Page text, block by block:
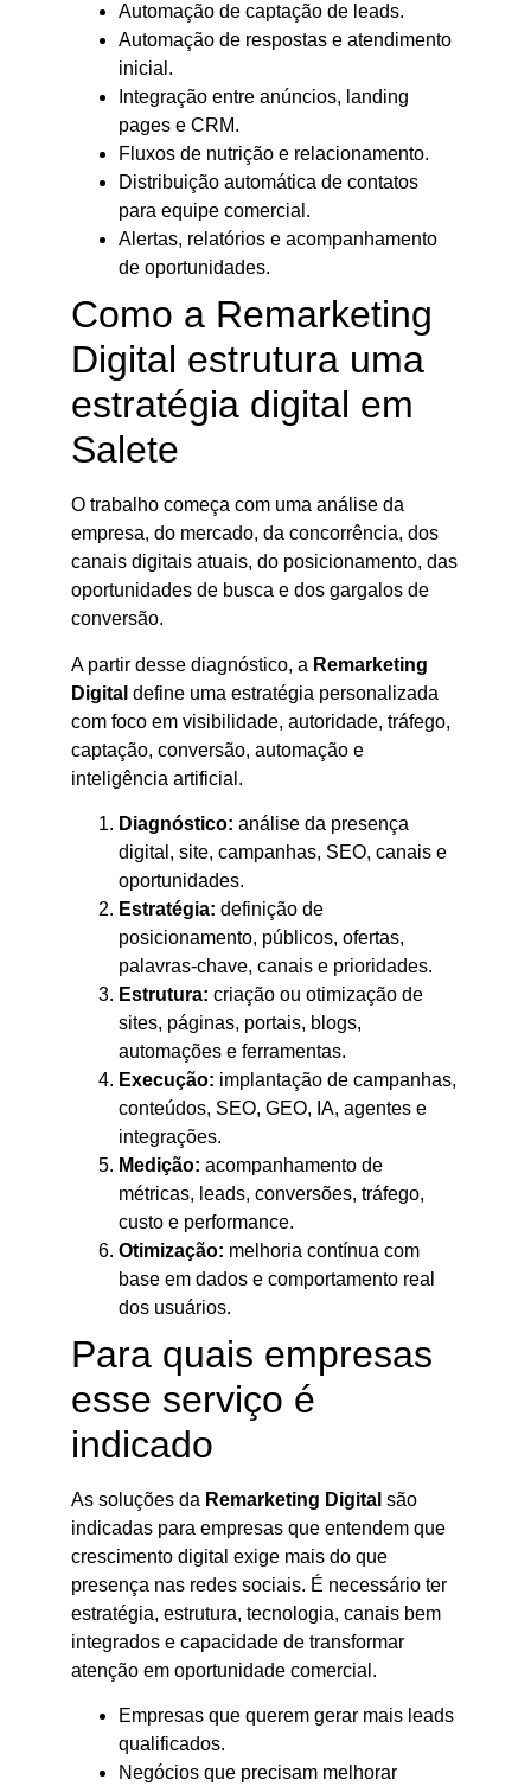
Automação de captação de leads.
Automação de respostas e atendimento
inicial.
Integração entre anúncios, landing
pages e CRM.
Fluxos de nutrição e relacionamento.
Distribuição automática de contatos
para equipe comercial.
Alertas, relatórios e acompanhamento
de oportunidades.
Como a Remarketing
Digital estrutura uma
estratégia digital em
Salete
O trabalho começa com uma análise da
empresa, do mercado, da concorrência, dos
canais digitais atuais, do posicionamento, das
oportunidades de busca e dos gargalos de
conversão.
A partir desse diagnóstico, a Remarketing
Digital define uma estratégia personalizada
com foco em visibilidade, autoridade, tráfego,
captação, conversão, automação e
inteligência artificial.
Diagnóstico: análise da presença
digital, site, campanhas, SEO, canais e
oportunidades.
Estratégia: definição de
posicionamento, públicos, ofertas,
palavras-chave, canais e prioridades.
Estrutura: criação ou otimização de
sites, páginas, portais, blogs,
automações e ferramentas.
Execução: implantação de campanhas,
conteúdos, SEO, GEO, IA, agentes e
integrações.
Medição: acompanhamento de
métricas, leads, conversões, tráfego,
custo e performance.
Otimização: melhoria contínua com
base em dados e comportamento real
dos usuários.
Para quais empresas
esse serviço é
indicado
As soluções da Remarketing Digital são
indicadas para empresas que entendem que
crescimento digital exige mais do que
presença nas redes sociais. É necessário ter
estratégia, estrutura, tecnologia, canais bem
integrados e capacidade de transformar
atenção em oportunidade comercial.
Empresas que querem gerar mais leads
qualificados.
Negócios que precisam melhorar